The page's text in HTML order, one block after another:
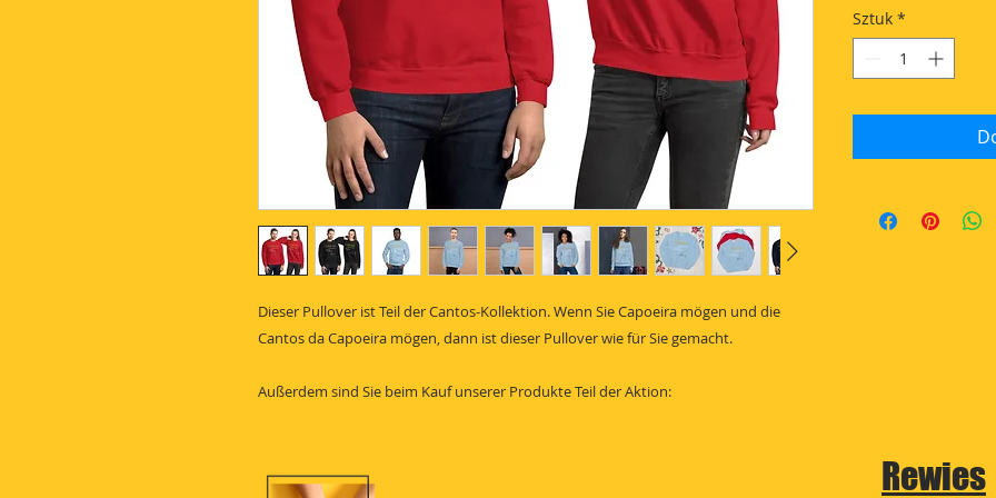
Dieser Pullover ist Teil der Cantos-Kollektion. Wenn Sie Capoeira mögen und die
Cantos da Capoeira mögen, dann ist dieser Pullover wie für Sie gemacht.
Außerdem sind Sie beim Kauf unserer Produkte Teil der Aktion:
Sztuk *
Rewies